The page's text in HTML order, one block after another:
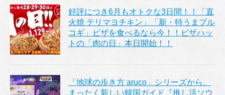
好評につき6月もオトクな3日間！！「直
火焼 テリマヨチキン」「新・特うまプル
コギ」ピザを食べるなら今！！ピザハッ
トの「肉の日」本日開始！！
「地球の歩き方 aruco」シリーズから、
まったく新しい韓国ガイド『推し活ソウ